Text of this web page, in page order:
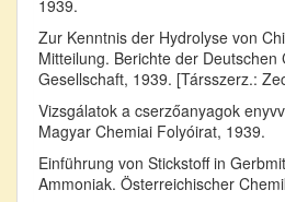
1939.
Zur Kenntnis der Hydrolyse von
Mitteilung. Berichte der Deutschen
Gesellschaft, 1939. [Társszerz.:
Vizsgálatok a cserzőanyagok
Magyar Chemiai Folyóirat, 1939.
Einführung von Stickstoff in
Ammoniak. Österreichischer